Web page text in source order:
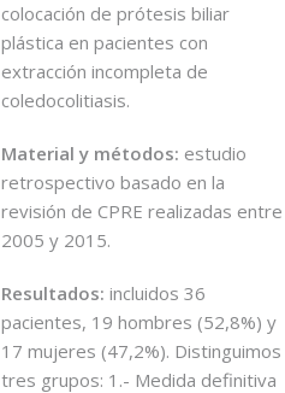
colocación de prótesis biliar
plástica en pacientes con
extracción incompleta de
coledocolitiasis.
Material y métodos: estudio
retrospectivo basado en la
revisión de CPRE realizadas entre
2005 y 2015.
Resultados: incluidos 36
pacientes, 19 hombres (52,8%) y
17 mujeres (47,2%). Distinguimos
tres grupos: 1.- Medida definitiva